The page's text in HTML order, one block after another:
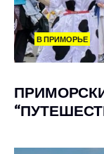
В ПРИМОРЬЕ